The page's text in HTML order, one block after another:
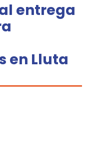
entrega
en Lluta